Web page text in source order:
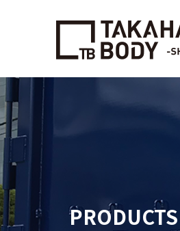
PRODUCTS